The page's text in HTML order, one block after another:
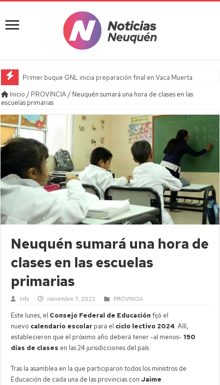
Primer buque GNL inicia preparación final en Vaca Muerta
Inicio / PROVINCIA/ Neuquén sumará una hora de clases en las
escuelas primarias
Neuquén sumará una hora de
clases en las escuelas
primarias
Info noviembre 7, 2023 PROVINCIA
Este lunes, el Consejo Federal de Educación fijó el
nuevo calendario escolar para el ciclo lectivo 2024. Allí,
establecieron que el próximo año deberá tener -al menos- 190
días de clases en las 24 jurisdicciones del país.
Tras la asamblea en la que participaron todos los ministros de
Educación de cada una de las provincias con Jaime